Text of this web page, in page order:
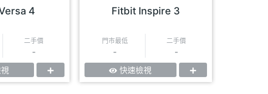
航
4
二手價
-
血氧飽和偵測
Fitbit Inspire 3
門市最低
-
二手價
-
快速檢視